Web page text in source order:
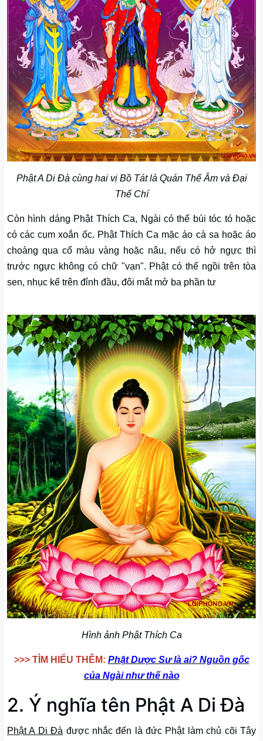
Phật A Di Đà cùng hai vị Bồ Tát là Quán Thế Âm và Đại
Thế Chí
Còn hình dáng Phật Thích Ca, Ngài có thể búi tóc tó hoặc
có các cụm xoắn ốc. Phật Thích Ca mặc áo cà sa hoặc áo
choàng qua cổ màu vàng hoặc nâu, nếu có hở ngực thì
trước ngực không có chữ "vạn". Phật có thể ngồi trên tòa
sen, nhục kế trên đỉnh đầu, đôi mắt mở ba phần tư
Hình ảnh Phật Thích Ca
>>> TÌM HIỂU THÊM: Phật Dược Sư là ai? Nguồn gốc
của Ngài như thế nào
2. Ý nghĩa tên Phật A Di Đà
Phật A Di Đà được nhắc đến là đức Phật làm chủ cõi Tây